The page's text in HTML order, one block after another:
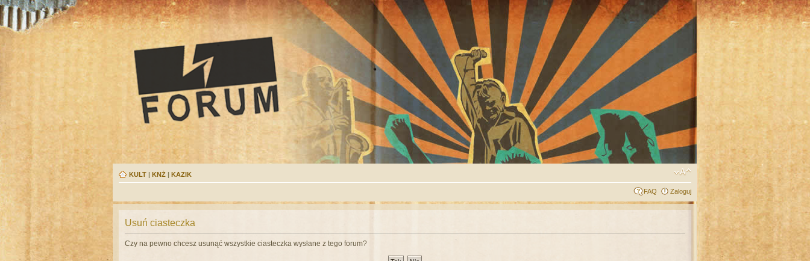
KULT | KNŻ | KAZIK
FAQ Zaloguj
Usuń ciasteczka
Czy na pewno chcesz usunąć wszystkie ciasteczka wysłane z tego forum?